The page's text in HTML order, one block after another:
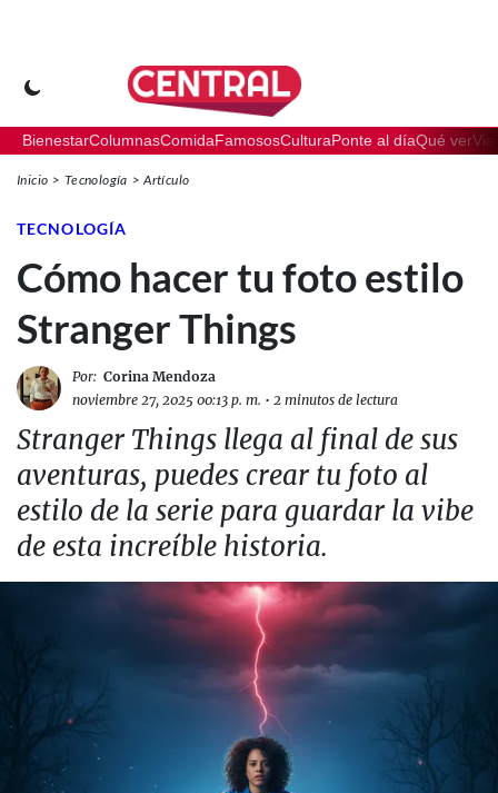
BienestarColumnasComidaFamososCulturaPonte al díaQué ver
Inicio Tecnología Artículo
TECNOLOGÍA
Cómo hacer tu foto estilo
Stranger Things
Por: Corina Mendoza
noviembre 27, 2025 00:13 p. m. • 2 minutos de lectura
Stranger Things llega al final de sus
aventuras, puedes crear tu foto al
estilo de la serie para guardar la vibe
de esta increíble historia.